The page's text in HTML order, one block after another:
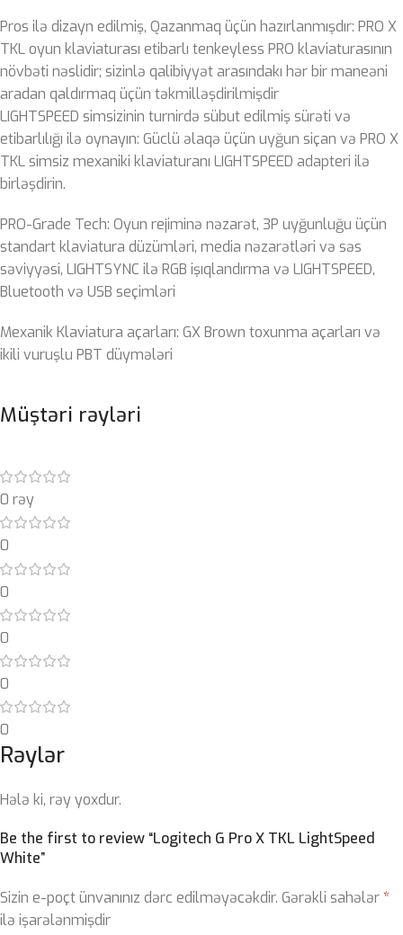
Pros ilə dizayn edilmiş, Qazanmaq üçün hazırlanmışdır: PRO X
TKL oyun klaviaturası etibarlı tenkeyless PRO klaviaturasının
növbəti nəslidir; sizinlə qalibiyyət arasındakı hər bir maneəni
aradan qaldırmaq üçün təkmilləşdirilmişdir
LIGHTSPEED simsizinin turnirdə sübut edilmiş sürəti və
etibarlılığı ilə oynayın: Güclü əlaqə üçün uyğun siçan və PRO X
TKL simsiz mexaniki klaviaturanı LIGHTSPEED adapteri ilə
birləşdirin.
PRO-Grade Tech: Oyun rejiminə nəzarət, 3P uyğunluğu üçün
standart klaviatura düzümləri, media nəzarətləri və səs
səviyyəsi, LIGHTSYNC ilə RGB işıqlandırma və LIGHTSPEED,
Bluetooth və USB seçimləri
Mexanik Klaviatura açarları: GX Brown toxunma açarları və
ikili vuruşlu PBT düymələri
Müştəri rəyləri
0 rəy
0
0
0
0
0
Rəylər
Hələ ki, rəy yoxdur.
Be the first to review “Logitech G Pro X TKL LightSpeed
White”
Sizin e-poçt ünvanınız dərc edilməyəcəkdir. Gərəkli sahələr*
ilə işarələnmişdir